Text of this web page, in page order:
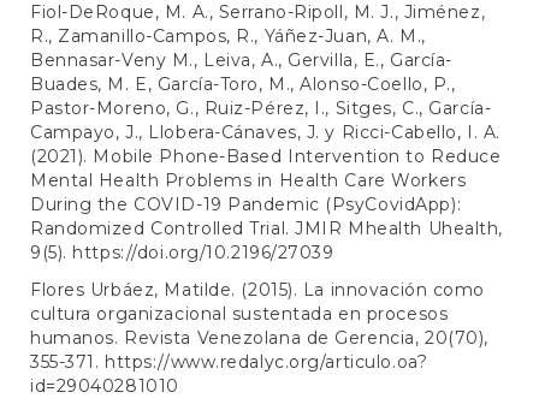
Fiol-DeRoque, M. A., Serrano-Ripoll, M. J., Jiménez,
R., Zamanillo-Campos, R., Yáñez-Juan, A. M.,
Bennasar-Veny M., Leiva, A., Gervilla, E., García-
Buades, M. E, García-Toro, M., Alonso-Coello, P.,
Pastor-Moreno, G., Ruiz-Pérez, I., Sitges, C., García-
Campayo, J., Llobera-Cánaves, J. y Ricci-Cabello, I. A.
(2021). Mobile Phone-Based Intervention to Reduce
Mental Health Problems in Health Care Workers
During the COVID-19 Pandemic (PsyCovidApp):
Randomized Controlled Trial. JMIR Mhealth Uhealth,
9(5). https://doi.org/10.2196/27039
Flores Urbáez, Matilde. (2015). La innovación como
cultura organizacional sustentada en procesos
humanos. Revista Venezolana de Gerencia, 20(70),
355-371. https://www.redalyc.org/articulo.oa?
id=29040281010